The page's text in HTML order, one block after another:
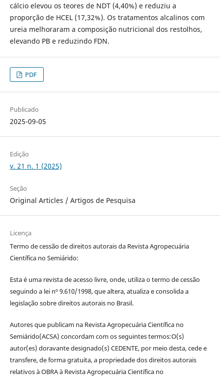
cálcio elevou os teores de NDT (4,40%) e reduziu a
proporção de HCEL (17,32%). Os tratamentos alcalinos com
ureia melhoraram a composição nutricional dos restolhos,
elevando PB e reduzindo FDN.
PDF
Publicado
2025-09-05
Edição
v. 21 n. 1 (2025)
Seção
Original Articles / Artigos de Pesquisa
Licença
Termo de cessão de direitos autorais da Revista Agropecuária
Científica no Semiárido:
Esta é uma revista de acesso livre, onde, utiliza o termo de cessão
seguindo a lei nº 9.610/1998, que altera, atualiza e consolida a
legislação sobre direitos autorais no Brasil.
Autores que publicam na Revista Agropecuária Científica no
Semiárido(ACSA) concordam com os seguintes termos:O(s)
autor(es) doravante designado(s) CEDENTE, por meio desta, cede e
transfere, de forma gratuita, a propriedade dos direitos autorais
relativos à OBRA à Revista Agropecuária Científica no